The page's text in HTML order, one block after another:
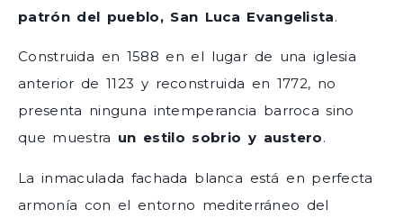
patrón del pueblo, San Luca Evangelista.
Construida en 1588 en el lugar de una iglesia
anterior de 1123 y reconstruida en 1772, no
presenta ninguna intemperancia barroca sino
que muestra un estilo sobrio y austero.
La inmaculada fachada blanca está en perfecta
armonía con el entorno mediterráneo del